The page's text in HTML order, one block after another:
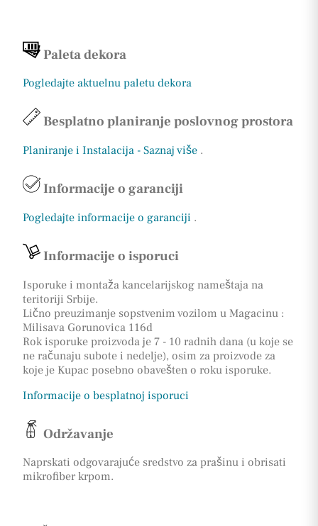
Paleta dekora
Pogledajte aktuelnu paletu dekora
Besplatno planiranje poslovnog prostora
Planiranje i Instalacija - Saznaj više .
Informacije o garanciji
Pogledajte informacije o garanciji .
Informacije o isporuci
Isporuke i montaža kancelarijskog nameštaja na
teritoriji Srbije.
Lično preuzimanje sopstvenim vozilom u Magacinu :
Milisava Gorunovica 116d
Rok isporuke proizvoda je 7 - 10 radnih dana (u koje se
ne računaju subote i nedelje), osim za proizvode za
koje je Kupac posebno obavešten o roku isporuke.
Informacije o besplatnoj isporuci
Održavanje
Naprskati odgovarajuće sredstvo za prašinu i obrisati
mikrofiber krpom.